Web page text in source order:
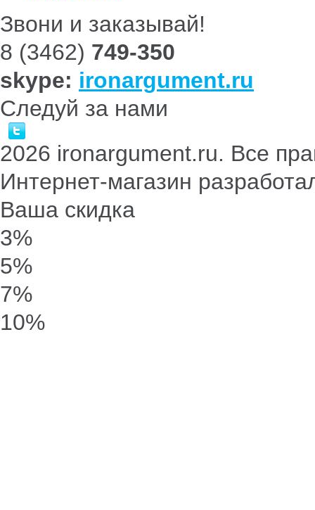
Звони и заказывай!
8 (3462) 749-350
skype: ironargument.ru
Следуй за нами
2026 ironargument.ru. Все
Интернет-магазин
Ваша скидка
3%
5%
7%
10%